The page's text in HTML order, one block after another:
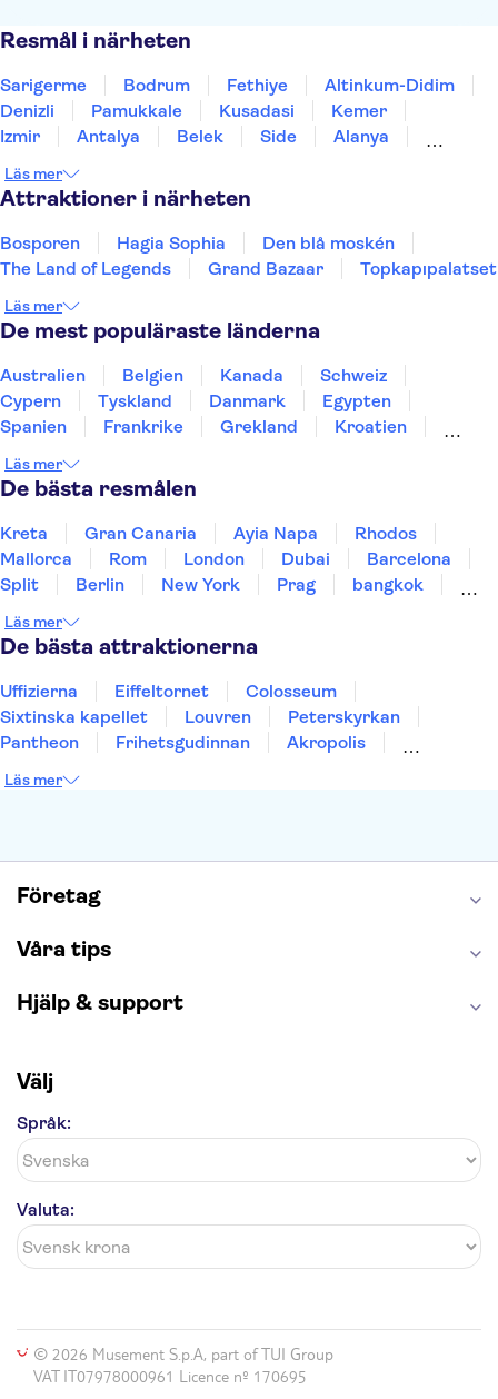
Resmål i närheten
Sarigerme Bodrum Fethiye
Altinkum-Didim
Denizli
Pamukkale Kusadasi
Kemer
Izmir
Antalya Belek Side
Alanya
Läs mer
Attraktioner i närheten
Bosporen Hagia Sophia
Den blå moskén
The Land of Legends
Grand Bazaar Topkapıpalatset
Läs mer
De mest populäraste länderna
Australien Belgien Kanada
Schweiz
Cypern
Tyskland Danmark
Egypten
Spanien
Frankrike Grekland
Kroatien
Sverige
Thailand
Läs mer
De bästa resmålen
Kreta Gran Canaria Ayia Napa
Rhodos
Mallorca
Rom London Dubai
Barcelona
Split
Berlin New York Prag
bangkok
Uppsala
Helsingborg
Läs mer
De bästa attraktionerna
Uffizierna Eiffeltornet
Colosseum
Sixtinska kapellet
Louvren
Peterskyrkan
Pantheon
Frihetsgudinnan
Akropolis
Burj Khalifa
Läs mer
Företag
Våra tips
Hjälp & support
Välj
Språk:
Valuta:
© 2026 Musement S.p.A, part of TUI Group
VAT IT07978000961 Licence nº 170695